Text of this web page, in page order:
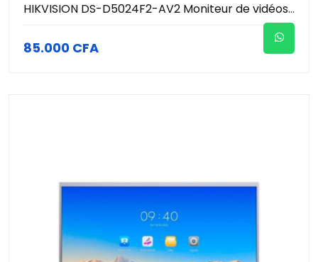
HIKVISION DS-D5024F2-AV2 Moniteur de vidéosurveillance de 23,8 pouces est doté d'une dalle VA offrant des images réalistes et un large angle de vision de 178°.
85.000 CFA